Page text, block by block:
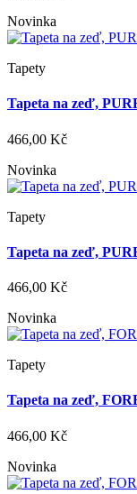
Novinka
Tapety
Tapeta na zeď,
466,00 Kč
Novinka
Tapety
Tapeta na zeď,
466,00 Kč
Novinka
Tapety
Tapeta na zeď,
466,00 Kč
Novinka